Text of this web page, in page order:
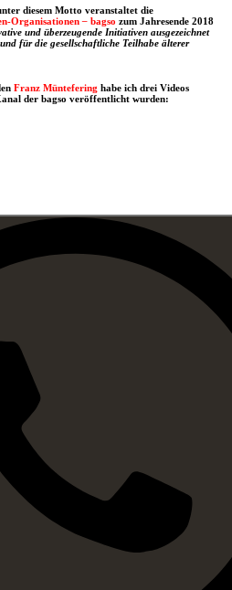
diesem Motto veranstaltet die
Organisationen– bagso zum Jahresende 2018
und überzeugende Initiativen ausgezeichnet
für die gesellschaftliche Teilhabe älterer
Franz Müntefering habe ich drei Videos
der bagso veröffentlicht wurden: